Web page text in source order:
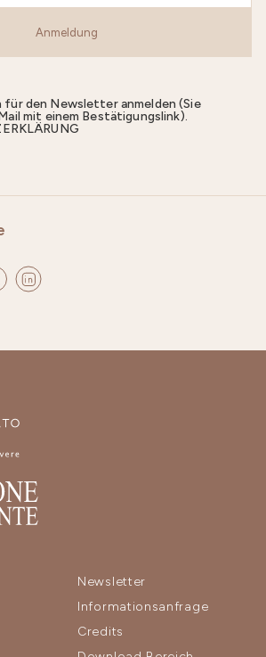
Anmeldung
für den Newsletter anmelden (Sie
mit einem Bestätigungslink).
Newsletter
Informationsanfrage
Credits